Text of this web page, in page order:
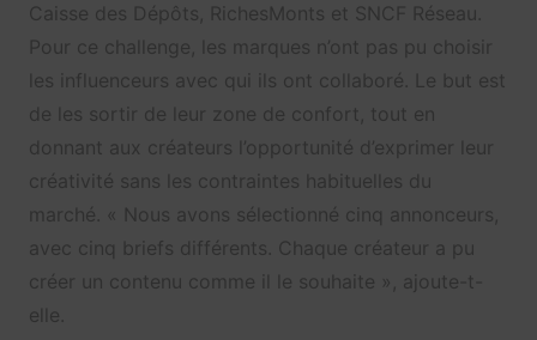
Caisse des Dépôts, RichesMonts et SNCF Réseau.
Pour ce challenge, les marques n’ont pas pu choisir
les influenceurs avec qui ils ont collaboré. Le but est
de les sortir de leur zone de confort, tout en
donnant aux créateurs l’opportunité d’exprimer leur
créativité sans les contraintes habituelles du
marché. « Nous avons sélectionné cinq annonceurs,
avec cinq briefs différents. Chaque créateur a pu
créer un contenu comme il le souhaite », ajoute-t-
elle.